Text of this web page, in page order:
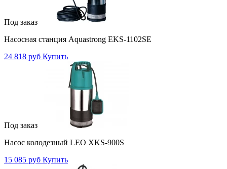
Под заказ
Насосная станция Aquastrong EKS-1102SE
24 818 руб Купить
Под заказ
Насос колодезный LEO XKS-900S
15 085 руб Купить